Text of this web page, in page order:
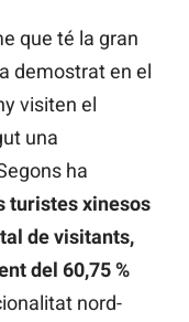
que té la gran
demostrat en el
visiten el
una
ha
turistes xinesos
de visitants,
del 60,75 %
nord-